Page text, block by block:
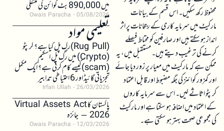
محفوظ رکھ سکیں۔ اس قسم کے بیانات
مارکیٹ میں سرمایہ کاری کے رجحانات پر اثر
انداز ہو سکتے ہیں اور صارفین کو محتاط فیصلے
کرنے کی ترغیب دیتے ہیں۔ مستقبل میں، یہ
ممکن ہے کہ مارکیٹ میں معیار پر زور دیا جائے
اور کمزور کوائنز کی جگہ مضبوط اور قابل اعتماد
کرپٹو اثاثے لیں۔ اس سے سرمایہ کاروں
کے اعتماد میں اضافہ ہو سکتا ہے اور مارکیٹ
کی مجموعی صحت بہتر ہو سکتی ہے۔
میں 890,000 بٹ کوائن کی منتقلی
Owais Paracha 05/08/2026
تعلیمی مواد(Rug Pull)رگ پل کیا ہے؟ کرپٹو
(Crypto) میں رگ پل اسکیم
(scam)کیسے کام کرتی ہے؟ ایک مکمل
تجزیاتی گائیڈ اور 6 احتیاطی تدابیر
Irfan Ullah 26/03/2026
پاکستان کا Virtual Assets Act
2026 – جائزہ
Owais Paracha 12/03/2026